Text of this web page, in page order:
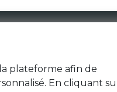
plateforme afin de
En cliquant